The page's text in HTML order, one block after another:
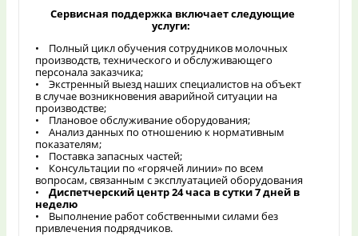
Сервисная поддержка включает следующие
услуги:
• Полный цикл обучения сотрудников молочных
производств, технического и обслуживающего
персонала заказчика;
• Экстренный выезд наших специалистов на объект
в случае возникновения аварийной ситуации на
производстве;
• Плановое обслуживание оборудования;
• Анализ данных по отношению к нормативным
показателям;
• Поставка запасных частей;
• Консультации по «горячей линии» по всем
вопросам, связанным с эксплуатацией оборудования
• Диспетчерский центр 24 часа в сутки 7 дней в
неделю
• Выполнение работ собственными силами без
привлечения подрядчиков.